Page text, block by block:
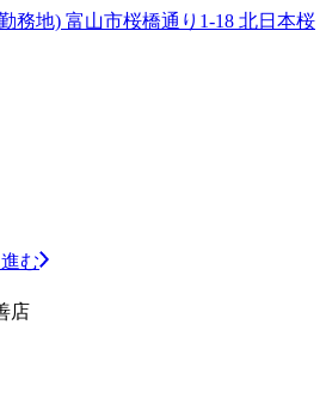
務地) 富山市桜橋通り1-18 北日本桜
む
店